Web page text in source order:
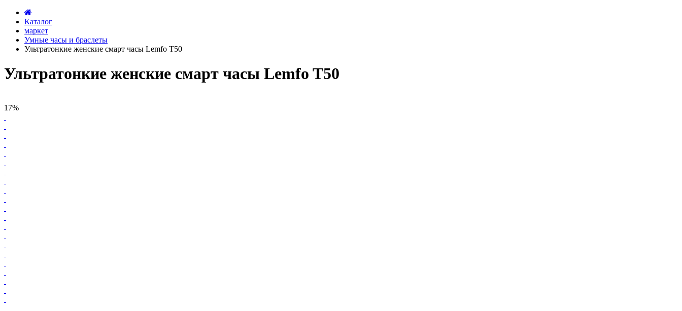
Каталог
маркет
Умные часы и браслеты
Ультратонкие женские смарт часы Lemfo T50
Ультратонкие женские смарт часы Lemfo T50
17%